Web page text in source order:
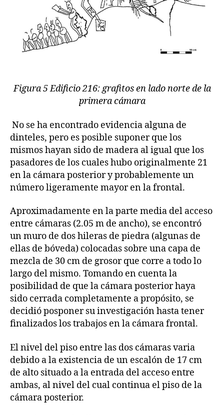
Figura 5 Edificio 216: grafitos en lado norte de la
primera cámara
No se ha encontrado evidencia alguna de
dinteles, pero es posible suponer que los
mismos hayan sido de madera al igual que los
pasadores de los cuales hubo originalmente 21
en la cámara posterior y probablemente un
número ligeramente mayor en la frontal.
Aproximadamente en la parte media del acceso
entre cámaras (2.05 m de ancho), se encontró
un muro de dos hileras de piedra (algunas de
ellas de bóveda) colocadas sobre una capa de
mezcla de 30 cm de grosor que corre a todo lo
largo del mismo. Tomando en cuenta la
posibilidad de que la cámara posterior haya
sido cerrada completamente a propósito, se
decidió posponer su investigación hasta tener
finalizados los trabajos en la cámara frontal.
El nivel del piso entre las dos cámaras varia
debido a la existencia de un escalón de 17 cm
de alto situado a la entrada del acceso entre
ambas, al nivel del cual continua el piso de la
cámara posterior.